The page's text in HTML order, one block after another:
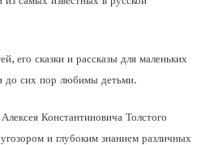
его сказки и рассказы для маленьких
до сих пор любимы детьми.
Константиновича Толстого
и глубоким знанием различных